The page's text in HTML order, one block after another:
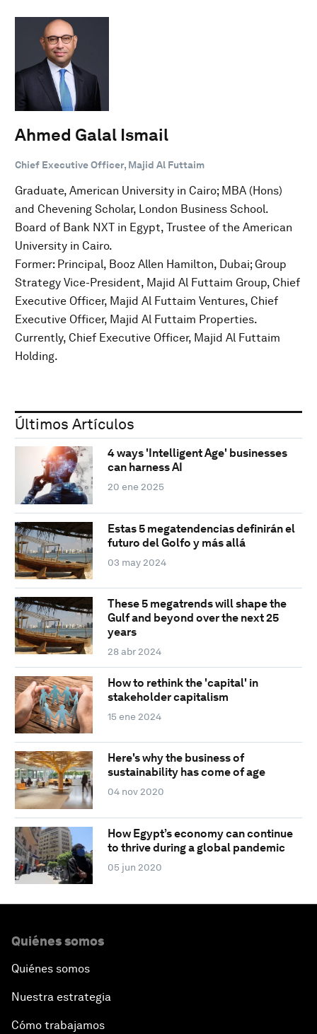
Ahmed Galal Ismail
Chief Executive Officer, Majid Al Futtaim
Graduate, American University in Cairo; MBA (Hons)
and Chevening Scholar, London Business School.
Board of Bank NXT in Egypt, Trustee of the American
University in Cairo.
Former: Principal, Booz Allen Hamilton, Dubai; Group
Strategy Vice-President, Majid Al Futtaim Group, Chief
Executive Officer, Majid Al Futtaim Ventures, Chief
Executive Officer, Majid Al Futtaim Properties.
Currently, Chief Executive Officer, Majid Al Futtaim
Holding.
Últimos Artículos
4 ways 'Intelligent Age' businesses
can harness AI
20 ene 2025
Estas 5 megatendencias definirán el
futuro del Golfo y más allá
03 may 2024
These 5 megatrends will shape the
Gulf and beyond over the next 25
years
28 abr 2024
How to rethink the 'capital' in
stakeholder capitalism
15 ene 2024
Here's why the business of
sustainability has come of age
04 nov 2020
How Egypt’s economy can continue
to thrive during a global pandemic
05 jun 2020
Quiénes somos
Quiénes somos
Nuestra estrategia
Cómo trabajamos